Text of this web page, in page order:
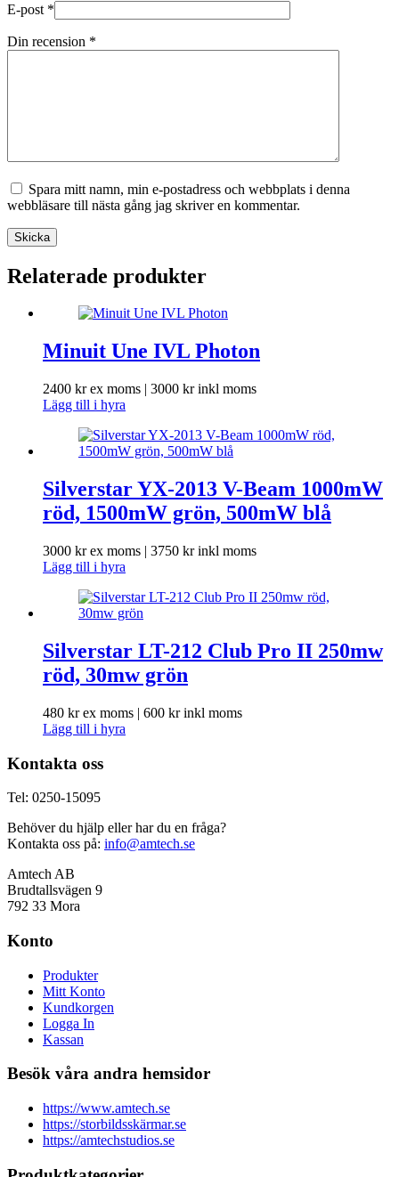
E-post *
Din recension *
Spara mitt namn, min e-postadress och webbplats i denna
webbläsare till nästa gång jag skriver en kommentar.
Skicka
Relaterade produkter
Minuit Une IVL Photon
2400 krex moms | 3000 krinkl moms
Lägg till i hyra
Silverstar YX-2013 V-Beam 1000mW
röd, 1500mW grön, 500mW blå
3000 krex moms | 3750 krinkl moms
Lägg till i hyra
Silverstar LT-212 Club Pro II 250mw
röd, 30mw grön
480 krex moms | 600 krinkl moms
Lägg till i hyra
Kontakta oss
Tel: 0250-15095
Behöver du hjälp eller har du en fråga?
Kontakta oss på: info@amtech.se
Amtech AB
Brudtallsvägen 9
792 33 Mora
Konto
Produkter
Mitt Konto
Kundkorgen
Logga In
Kassan
Besök våra andra hemsidor
https://www.amtech.se
https://storbildsskärmar.se
https://amtechstudios.se